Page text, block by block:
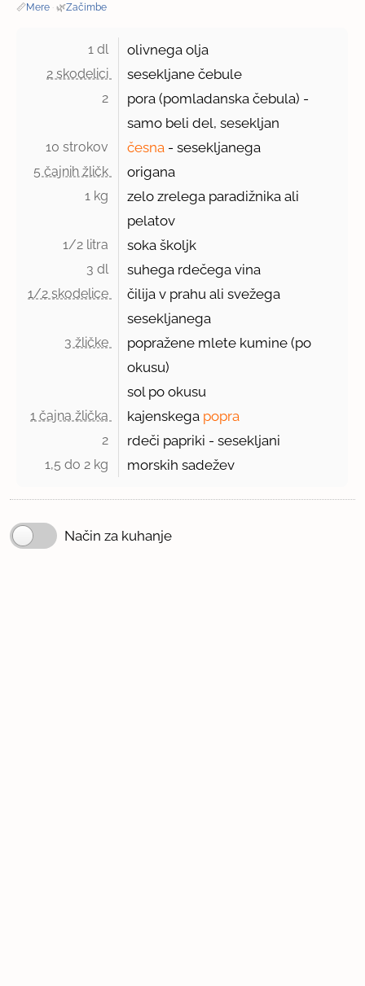
📏Mere · 🌿Začimbe
1 dl olivnega olja
2 skodelici sesekljane čebule
2
pora (pomladanska čebula) -
samo beli del, sesekljan
10 strokov česna - sesekljanega
5 čajnih žličk origana
1 kg
zelo zrelega paradižnika ali
pelatov
1/2 litra soka školjk
3 dl suhega rdečega vina
1/2 skodelice
čilija v prahu ali svežega
sesekljanega
3 žličke
popražene mlete kumine (po
okusu)
sol po okusu
1 čajna žlička kajenskega popra
2 rdeči papriki - sesekljani
1,5 do 2 kg morskih sadežev
Način za kuhanje